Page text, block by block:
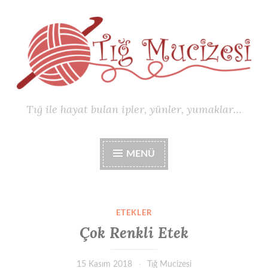
Tığ ile hayat bulan ipler, yünler, yumaklar…
MENÜ
ETEKLER
Çok Renkli Etek
15 Kasım 2018 Tığ Mucizesi